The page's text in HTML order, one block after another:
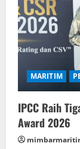
MARITIM
IPCC Raih
Award 2026